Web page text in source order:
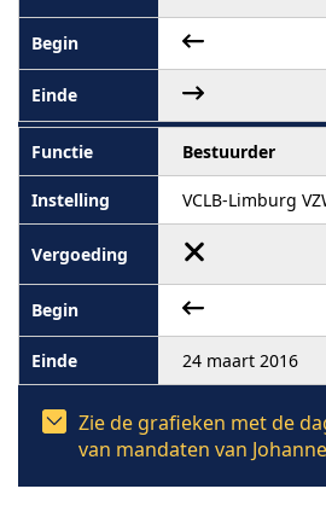
Bestuurder
VCLB-Limburg
24 maart 2016
Zie de grafieken met de
van mandaten van